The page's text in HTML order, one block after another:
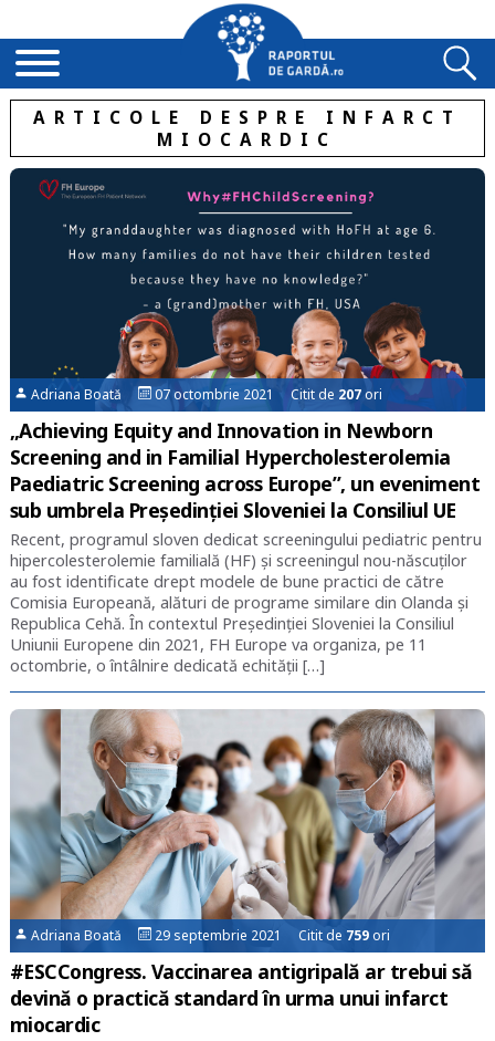
ARTICOLE DESPRE INFARCT
MIOCARDIC
Adriana Boată 07 octombrie 2021 Citit de 207ori
„Achieving Equity and Innovation in Newborn
Screening and in Familial Hypercholesterolemia
Paediatric Screening across Europe”, un eveniment
sub umbrela Președinției Sloveniei la Consiliul UE
Recent, programul sloven dedicat screeningului pediatric pentru
hipercolesterolemie familială (HF) și screeningul nou-născuților
au fost identificate drept modele de bune practici de către
Comisia Europeană, alături de programe similare din Olanda și
Republica Cehă. În contextul Președinției Sloveniei la Consiliul
Uniunii Europene din 2021, FH Europe va organiza, pe 11
octombrie, o întâlnire dedicată echității […]
Adriana Boată 29 septembrie 2021 Citit de 759ori
#ESCCongress. Vaccinarea antigripală ar trebui să
devină o practică standard în urma unui infarct
miocardic